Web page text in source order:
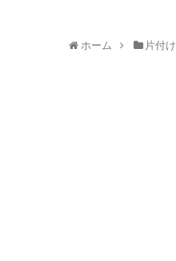
ホーム 片付け